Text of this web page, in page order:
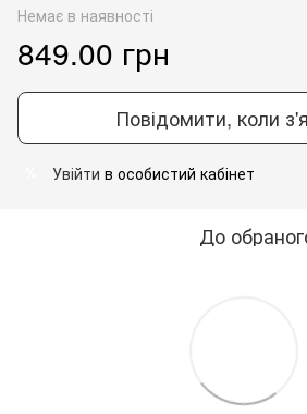
Немає в наявності
849.00 грн
Повідомити, коли
Увійти в особистий кабінет
До